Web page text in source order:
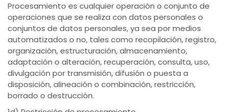
Procesamiento es cualquier operación o conjunto de
operaciones que se realiza con datos personales o
conjuntos de datos personales, ya sea por medios
automatizados o no, tales como recopilación, registro,
organización, estructuración, almacenamiento,
adaptación o alteración, recuperación, consulta, uso,
divulgación por transmisión, difusión o puesta a
disposición, alineación o combinación, restricción,
borrado o destrucción.